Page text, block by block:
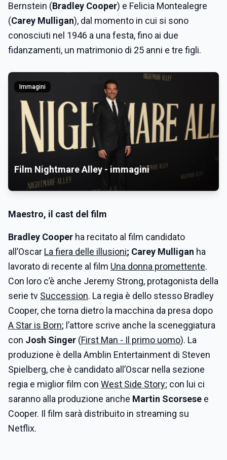
Bernstein (Bradley Cooper) e Felicia Montealegre
(Carey Mulligan), dal momento in cui si sono
conosciuti nel 1946 a una festa, fino ai due
fidanzamenti, un matrimonio di 25 anni e tre figli.
Immagini
Film Nightmare Alley - immagini
Maestro, il cast del film
Bradley Cooper ha recitato al film candidato
all’Oscar La fiera delle illusioni; Carey Mulligan ha
lavorato di recente al film Una donna promettente.
Con loro c’è anche Jeremy Strong, protagonista della
serie tv Succession. La regia è dello stesso Bradley
Cooper, che torna dietro la macchina da presa dopo
A Star is Born; l’attore scrive anche la sceneggiatura
con Josh Singer (First Man - Il primo uomo). La
produzione è della Amblin Entertainment di Steven
Spielberg, che è candidato all’Oscar nella sezione
regia e miglior film con West Side Story; con lui ci
saranno alla produzione anche Martin Scorsese e
Cooper. Il film sarà distribuito in streaming su
Netflix.